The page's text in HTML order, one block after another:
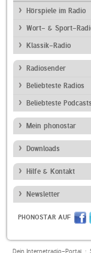
Hörspiele im Radio
Wort- & Sport-
Klassik-Radio
Radiosender
Beliebteste Radios
Beliebteste Podcasts
Mein phonostar
Downloads
Hilfe & Kontakt
Newsletter
PHONOSTAR AUF